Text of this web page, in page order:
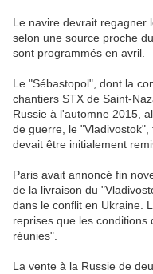
Le navire devrait regagner
selon une source proche
sont programmés en avril.
Le "Sébastopol", dont la
chantiers STX de Saint-
Russie à l'automne 2015,
de guerre, le "Vladivostok",
devait être initialement
Paris avait annoncé fin
de la livraison du
dans le conflit en Ukraine.
reprises que les
réunies".
La vente à la Russie de